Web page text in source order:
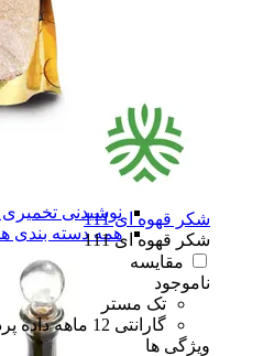
دمنوش و بخورهای
گلاب
عرقیات گیاهی
شربت های گیاهی
آب زرشک طبیعی
نوشیدنی تخمیری
همه دسته بندی
شکر قهوه ای 111
شکر قهوه ای 111
مقایسه
ناموجود
تک مستر
گارانتی 12 ماهه داده پرداز رایانه متین
ویژگی ها